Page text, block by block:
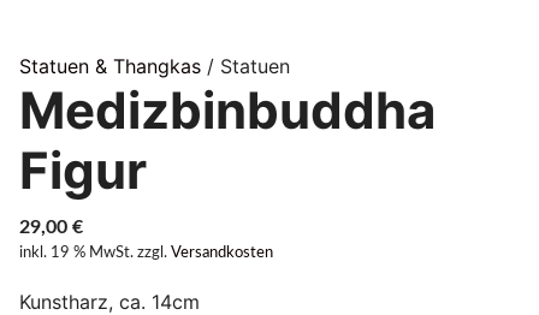
Statuen & Thangkas / Statuen
Medizbinbuddha
Figur
29,00 €
inkl. 19 % MwSt. zzgl. Versandkosten
Kunstharz, ca. 14cm